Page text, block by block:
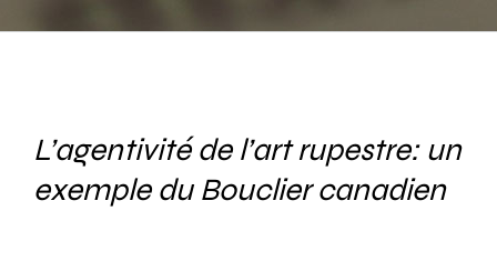
L’agentivité de l’art rupestre: un
exemple du Bouclier canadien